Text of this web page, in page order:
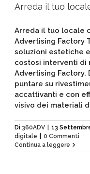
Arreda il tuo
Arreda il tuo locale
Advertising Factory
soluzioni estetiche
costosi interventi di
Advertising
puntare su
accattivanti e con
visivo dei materiali
Di 360ADV 13
digitale
0 Commenti
Continua a leggere